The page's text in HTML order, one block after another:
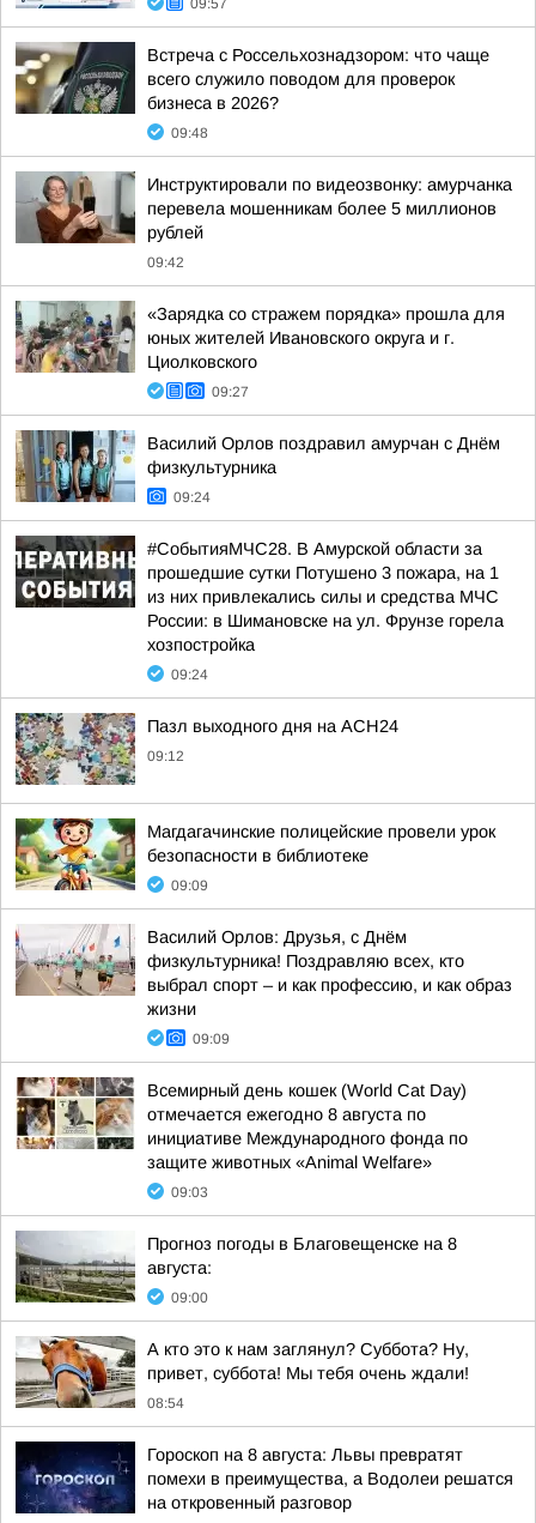
09:57
Встреча с Россельхознадзором: что чаще
всего служило поводом для проверок
бизнеса в 2026?
09:48
Инструктировали по видеозвонку: амурчанка
перевела мошенникам более 5 миллионов
рублей
09:42
«Зарядка со стражем порядка» прошла для
юных жителей Ивановского округа и г.
Циолковского
09:27
Василий Орлов поздравил амурчан с Днём
физкультурника
09:24
#СобытияМЧС28. В Амурской области за
прошедшие сутки Потушено 3 пожара, на 1
из них привлекались силы и средства МЧС
России: в Шимановске на ул. Фрунзе горела
хозпостройка
09:24
Пазл выходного дня на АСН24
09:12
Магдагачинские полицейские провели урок
безопасности в библиотеке
09:09
Василий Орлов: Друзья, с Днём
физкультурника! Поздравляю всех, кто
выбрал спорт – и как профессию, и как образ
жизни
09:09
Всемирный день кошек (World Cat Day)
отмечается ежегодно 8 августа по
инициативе Международного фонда по
защите животных «Animal Welfare»
09:03
Прогноз погоды в Благовещенске на 8
августа:
09:00
А кто это к нам заглянул? Суббота? Ну,
привет, суббота! Мы тебя очень ждали!
08:54
Гороскоп на 8 августа: Львы превратят
помехи в преимущества, а Водолеи решатся
на откровенный разговор